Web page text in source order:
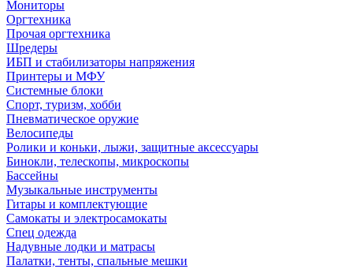
Мониторы
Оргтехника
Прочая оргтехника
Шредеры
ИБП и стабилизаторы напряжения
Принтеры и МФУ
Системные блоки
Спорт, туризм, хобби
Пневматическое оружие
Велосипеды
Ролики и коньки, лыжи, защитные аксессуары
Бинокли, телескопы, микроскопы
Бассейны
Музыкальные инструменты
Гитары и комплектующие
Самокаты и электросамокаты
Спец одежда
Надувные лодки и матрасы
Палатки, тенты, спальные мешки